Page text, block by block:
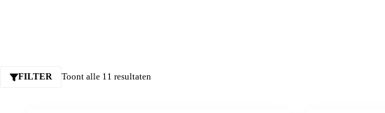
FILTER Toont alle 11 resultaten